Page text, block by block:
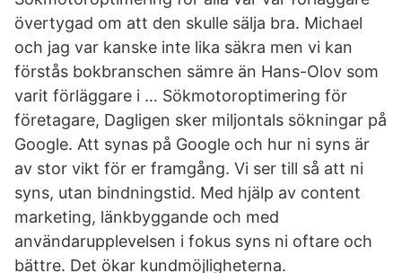
övertygad om att den skulle sälja bra. Michael
och jag var kanske inte lika säkra men vi kan
förstås bokbranschen sämre än Hans-Olov som
varit förläggare i … Sökmotoroptimering för
företagare, Dagligen sker miljontals sökningar på
Google. Att synas på Google och hur ni syns är
av stor vikt för er framgång. Vi ser till så att ni
syns, utan bindningstid. Med hjälp av content
marketing, länkbyggande och med
användarupplevelsen i fokus syns ni oftare och
bättre. Det ökar kundmöjligheterna.